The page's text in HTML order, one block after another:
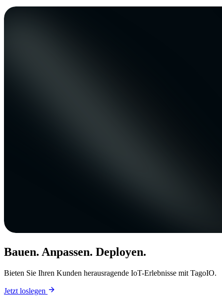
Bauen. Anpassen. Deployen.
Bieten Sie Ihren Kunden herausragende IoT-Erlebnisse mit TagoIO.
Jetzt loslegen